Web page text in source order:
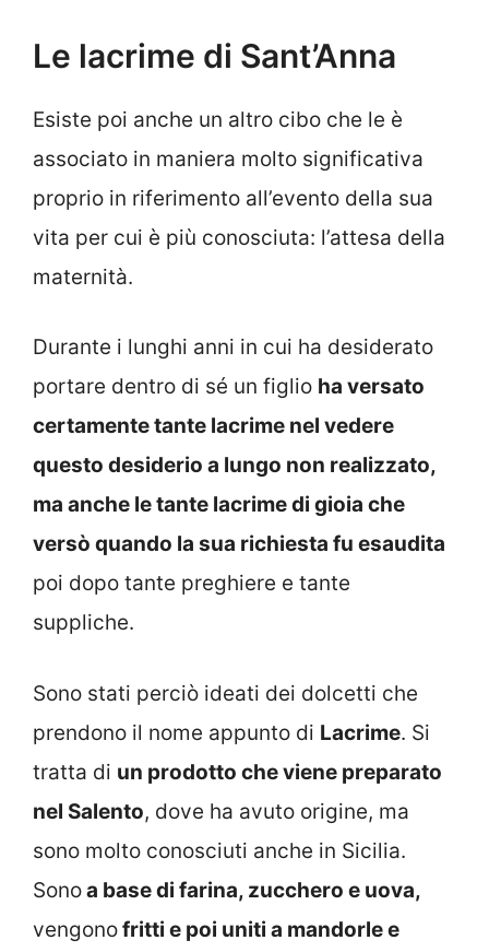
Le lacrime di Sant’Anna
Esiste poi anche un altro cibo che le è
associato in maniera molto significativa
proprio in riferimento all’evento della sua
vita per cui è più conosciuta: l’attesa della
maternità.
Durante i lunghi anni in cui ha desiderato
portare dentro di sé un figlio ha versato
certamente tante lacrime nel vedere
questo desiderio a lungo non realizzato,
ma anche le tante lacrime di gioia che
versò quando la sua richiesta fu esaudita
poi dopo tante preghiere e tante
suppliche.
Sono stati perciò ideati dei dolcetti che
prendono il nome appunto di Lacrime. Si
tratta di un prodotto che viene preparato
nel Salento, dove ha avuto origine, ma
sono molto conosciuti anche in Sicilia.
Sonoa base di farina, zucchero e uova,
vengonofritti e poi uniti a mandorle e